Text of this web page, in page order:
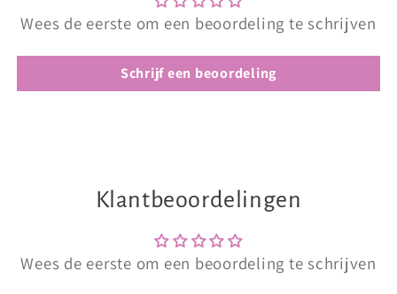
Wees de eerste om een beoordeling te schrijven
Schrijf een beoordeling
Klantbeoordelingen
Wees de eerste om een beoordeling te schrijven